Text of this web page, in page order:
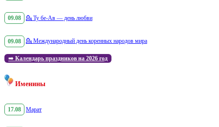
09.08 💁 Ту бе-Ав — день любви
09.08 💁 Международный день коренных народов мира
➡️ Календарь праздников на 2026 год
Именины
17.08 Марат